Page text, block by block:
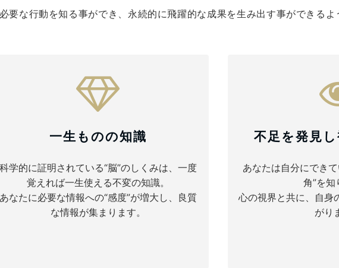
要な行動を知る事ができ、永続的に飛躍的な成果を生み出す事ができるよ
一生ものの知識
科学的に証明されている“脳”のしくみは、一度
覚えれば一生使える不変の知識。
あなたに必要な情報への“感度”が増大し、良質
な情報が集まります。
不足を発見
あなたは自分にでき
角”を知
心の視界と共に、自身
がり